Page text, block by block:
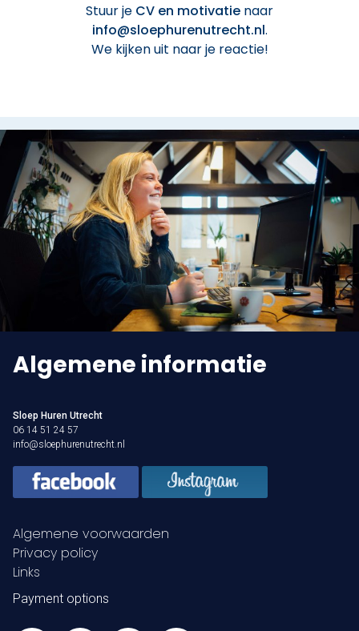
Stuur je CV en motivatie naar
info@sloephurenutrecht.nl.
We kijken uit naar je reactie!
Algemene informatie
Sloep Huren Utrecht
06 14 51 24 57
info@sloephurenutrecht.nl
Algemene voorwaarden
Privacy policy
Links
Payment options